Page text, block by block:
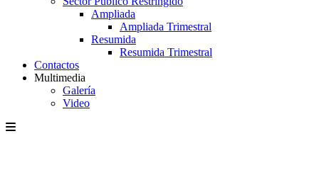
Ampliada
Ampliada Trimestral
Resumida
Resumida Trimestral
Contactos
Multimedia
Galería
Video